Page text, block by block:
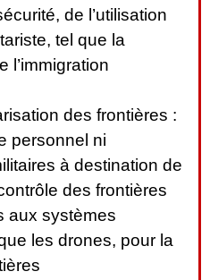
de l’utilisation
tel que la
l’immigration
des frontières :
personnel ni
à destination de
des frontières
aux systèmes
les drones, pour la